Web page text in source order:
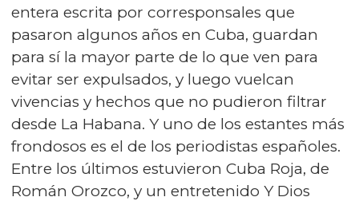
entera escrita por corresponsales que
pasaron algunos años en Cuba, guardan
para sí la mayor parte de lo que ven para
evitar ser expulsados, y luego vuelcan
vivencias y hechos que no pudieron filtrar
desde La Habana. Y uno de los estantes más
frondosos es el de los periodistas españoles.
Entre los últimos estuvieron Cuba Roja, de
Román Orozco, y un entretenido Y Dios